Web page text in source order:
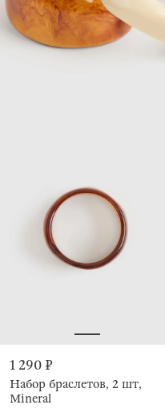
1 290 ₽
Набор браслетов, 2 шт,
Mineral